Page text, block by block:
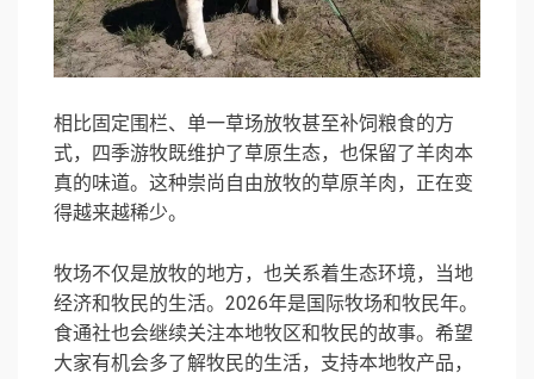
相比固定围栏、单一草场放牧甚至补饲粮食的方
式，四季游牧既维护了草原生态，也保留了羊肉本
真的味道。这种崇尚自由放牧的草原羊肉，正在变
得越来越稀少。
牧场不仅是放牧的地方，也关系着生态环境，当地
经济和牧民的生活。2026年是国际牧场和牧民年。
食通社也会继续关注本地牧区和牧民的故事。希望
大家有机会多了解牧民的生活，支持本地牧产品，